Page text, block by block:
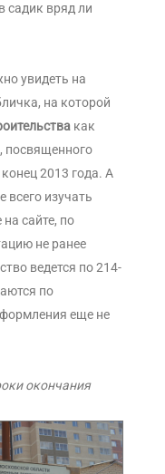
садик вряд ли
увидеть на
на которой
как
посвященного
2013 года. А
всего изучать
сайте, по
не ранее
ведется по 214-
по
еще не
окончания